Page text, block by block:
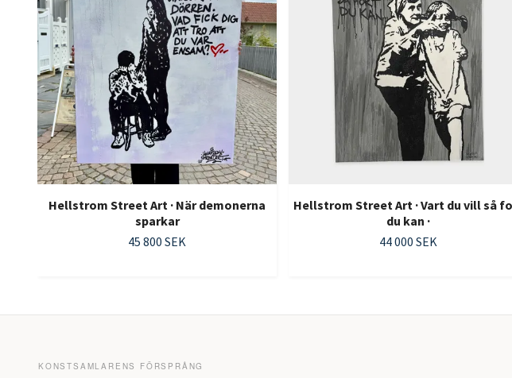
Hellstrom Street Art · När demonerna
sparkar
45 800 SEK
Hellstrom Street Art · Vart du vill så
du kan ·
44 000 SEK
KONSTSAMLARENS FÖRSPRÅNG